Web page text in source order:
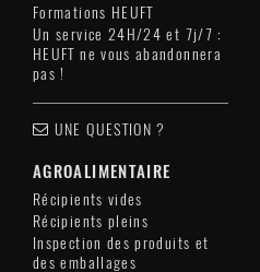
Formations HEUFT
Un service 24H/24 et 7j/7 :
HEUFT ne vous abandonnera
pas !
UNE QUESTION ?
AGROALIMENTAIRE
Récipients vides
Récipients pleins
Inspection des produits et
des emballages